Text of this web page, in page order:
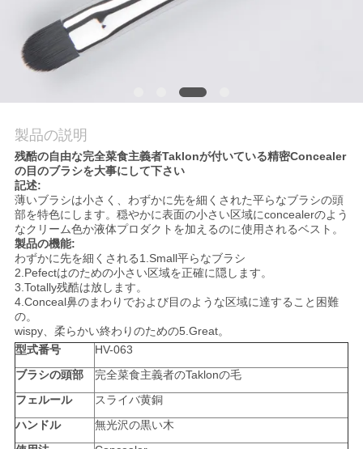
図
PRIVACY
POLICY
製品の説明
残酷の自由な完全菜食主義者Taklonが付いている精密Concealer
の目のブラシを大事にして下さい
記述:
薄いブラシは小さく、わずかに先を細くされた平らなブラシの頭
部を特色にします。穏やかに表面の小さい区域にconcealerのよう
なクリーム色か液体プロダクトを加えるのに使用されるベスト。
製品の機能:
わずかに先を細くされる1.Small平らなブラシ
2.Pefectはのための小さい区域を正確に隠します。
3.Totally残酷は放します。
4.Conceal鼻のまわりでおよび目のような区域に達すること困難
の。
wispy、柔らかい終わりのための5.Great。
型式番号
HV-063
ブラシの頭部
完全菜食主義者のTaklonの毛
フェルール
スライバ黄銅
ハンドル
無光沢の黒い木